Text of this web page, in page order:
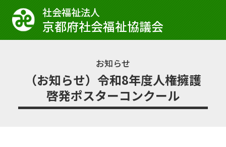
社会福祉法⼈
京都府社会福祉協議会
お知らせ
（お知らせ）令和8年度人権擁護
啓発ポスターコンクール